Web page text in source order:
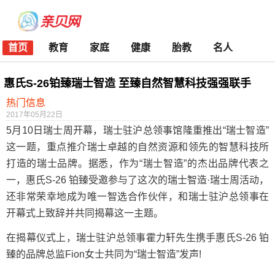
首页 教育 家庭 健康 胎教 名人
惠氏S-26铂臻瑞士智造 至臻自然智慧科技强强联手
热门信息
2017年05月22日
5月10日瑞士周开幕，瑞士驻沪总领事馆隆重推出“瑞士智造”
这一题，重点推介瑞士卓越的自然资源和领先的智慧科技所
打造的瑞士品牌。据悉，作为“瑞士智造”的杰出品牌代表之
一，惠氏S-26 铂臻受邀参与了这次的瑞士智造·瑞士周活动，
还非常荣幸地成为唯一智选合作伙伴，和瑞士驻沪总领事在
开幕式上致辞并共同揭幕这一主题。
在揭幕仪式上，瑞士驻沪总领事霍力轩先生携手惠氏S-26 铂
臻的品牌总监Fion女士共同为“瑞士智造”发声!